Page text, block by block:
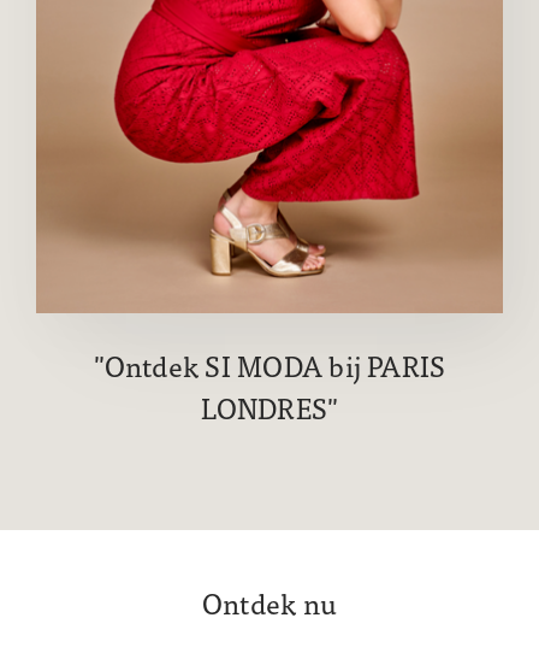
Ontdek SI MODA bij PARIS
LONDRES
Ontdek nu